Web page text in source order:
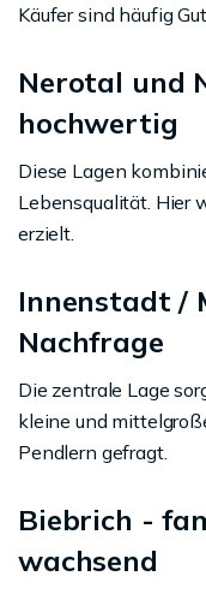
Käufer sind häufig
Nerotal und
hochwertig
Diese Lagen
Lebensqualität. Hier
erzielt.
Innenstadt /
Nachfrage
Die zentrale Lage
kleine und
Pendlern gefragt.
Biebrich -
wachsend